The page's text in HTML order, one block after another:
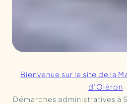
Bienvenue sur le site de la
d’Oléron
Démarches administratives à